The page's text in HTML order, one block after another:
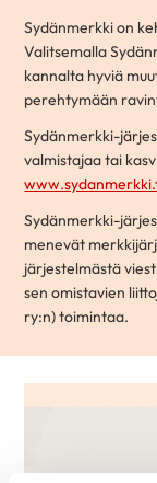
Sydänmerkki on
Valitsemalla
kannalta hyviä
perehtymään
Sydänmerkki-
valmistajaa tai
Sydänmerkki-
menevät
järjestelmästä
sen omistavien
ry:n) toimintaa.